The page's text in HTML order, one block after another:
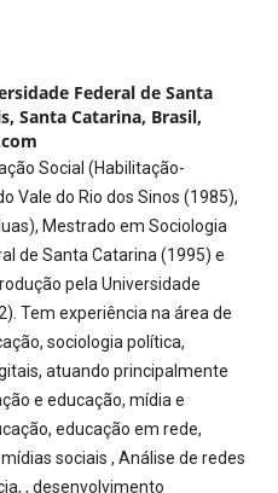
Federal de Santa
Santa Catarina, Brasil,
Social (Habilitação-
Vale do Rio dos Sinos (1985),
Mestrado em Sociologia
de Santa Catarina (1995) e
pela Universidade
Tem experiência na área de
sociologia política,
atuando principalmente
e educação, mídia e
educação em rede,
sociais , Análise de redes
, desenvolvimento